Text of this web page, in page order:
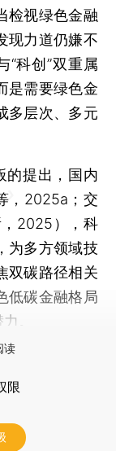
检视绿色金融
现力道仍嫌不
“科创”双重属
是需要绿色金
多层次、多元
的提出，国内
，2025a；交
2025），科
为多方领域技
双碳路径相关
低碳金融格局
。
读
限